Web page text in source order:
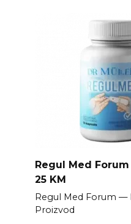
Regul Med
25 KM
Regul Med Forum —
Proizvod